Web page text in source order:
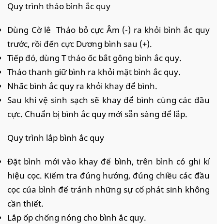
Quy trình tháo bình ắc quy
Dùng Cờ lê Tháo bỏ cực Âm (-) ra khỏi bình ắc quy
trước, rồi đến cực Dương bình sau (+).
Tiếp đó, dùng T tháo ốc bắt gông bình ắc quy.
Tháo thanh giữ bình ra khỏi mặt bình ắc quy.
Nhấc bình ắc quy ra khỏi khay để bình.
Sau khi vệ sinh sạch sẽ khay để bình cùng các đầu
cực. Chuẩn bị bình ắc quy mới sẵn sàng để lắp.
Quy trình lắp bình ắc quy
Đặt bình mới vào khay để bình, trên bình có ghi kí
hiệu cọc. Kiểm tra đúng hướng, đúng chiều các đầu
cọc của bình để tránh những sự cố phát sinh không
cần thiết.
Lắp ốp chống nóng cho bình ắc quy.